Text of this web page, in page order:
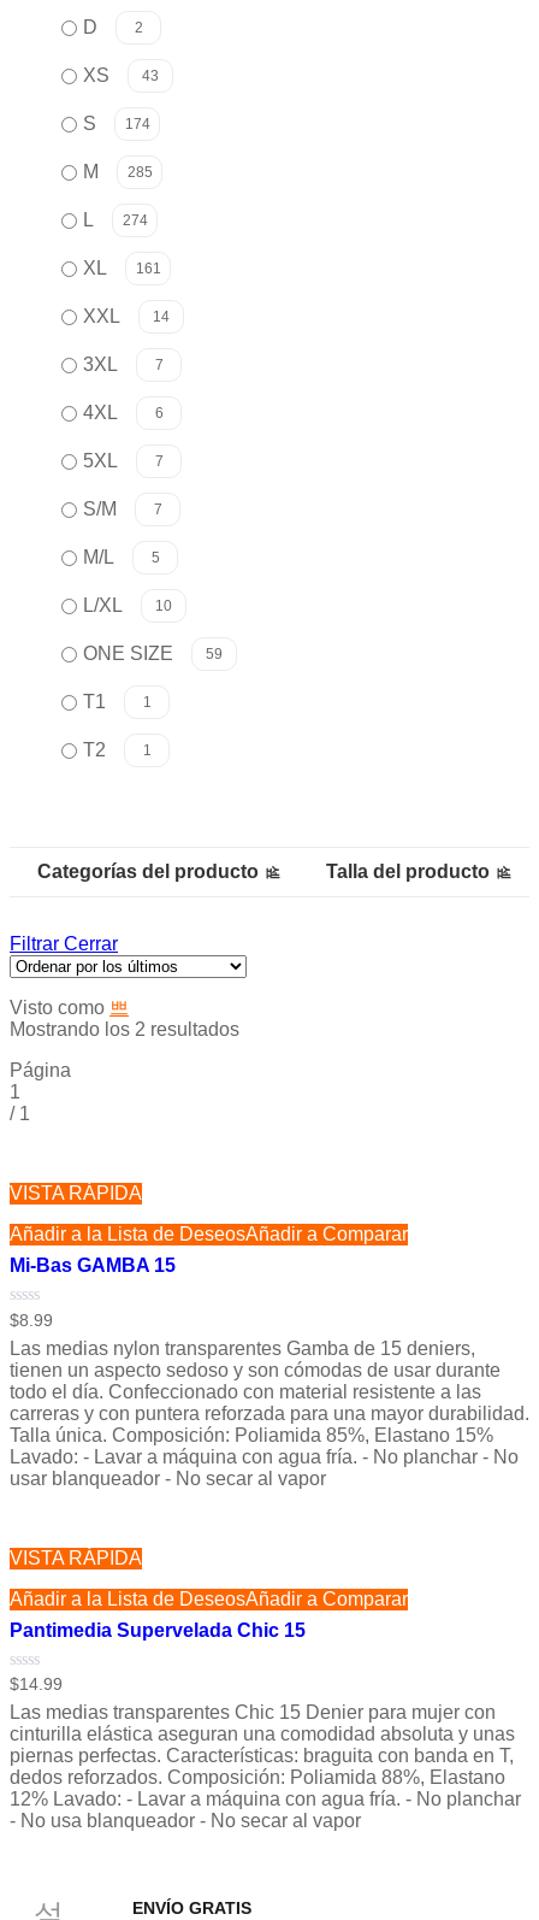
D 2
XS 43
S 174
M 285
L 274
XL 161
XXL 14
3XL 7
4XL 6
5XL 7
S/M 7
M/L 5
L/XL 10
ONE SIZE 59
T1 1
T2 1
Categorías del producto Talla del producto
Filtrar Cerrar
Visto como
Mostrando los 2 resultados
Página
1
/ 1
VISTA RÁPIDA
Añadir a la Lista de DeseosAñadir a Comparar
Mi-Bas GAMBA 15
Valorado
0
de
5
$8.99
Las medias nylon transparentes Gamba de 15 deniers,
tienen un aspecto sedoso y son cómodas de usar durante
todo el día. Confeccionado con material resistente a las
carreras y con puntera reforzada para una mayor durabilidad.
Talla única. Composición: Poliamida 85%, Elastano 15%
Lavado: - Lavar a máquina con agua fría. - No planchar - No
usar blanqueador - No secar al vapor
VISTA RÁPIDA
Añadir a la Lista de DeseosAñadir a Comparar
Pantimedia Supervelada Chic 15
Valorado
0
de
5
$14.99
Las medias transparentes Chic 15 Denier para mujer con
cinturilla elástica aseguran una comodidad absoluta y unas
piernas perfectas. Características: braguita con banda en T,
dedos reforzados. Composición: Poliamida 88%, Elastano
12% Lavado: - Lavar a máquina con agua fría. - No planchar
- No usa blanqueador - No secar al vapor
ENVÍO GRATIS